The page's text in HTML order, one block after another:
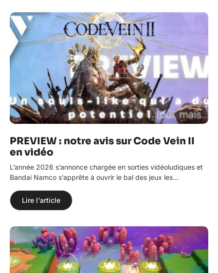
PREVIEW : notre avis sur Code Vein II
en vidéo
L’année 2026 s’annonce chargée en sorties vidéoludiques et
Bandai Namco s’apprête à ouvrir le bal des jeux les…
Lire l'article